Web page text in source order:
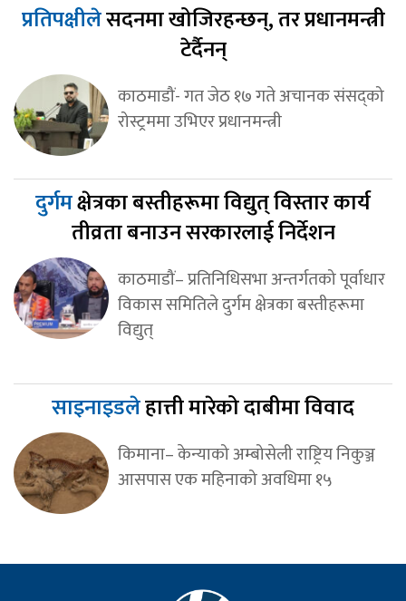
प्रतिपक्षीलेसदनमा खोजिरहन्छन्, तर प्रधानमन्त्री
टेर्दैनन्
काठमाडौं- गत जेठ १७ गते अचानक संसद्‍को
रोस्ट्रममा उभिएर प्रधानमन्त्री
दुर्गमक्षेत्रका बस्तीहरूमा विद्युत् विस्तार कार्य
तीव्रता बनाउन सरकारलाई निर्देशन
काठमाडौं– प्रतिनिधिसभा अन्तर्गतको पूर्वाधार
विकास समितिले दुर्गम क्षेत्रका बस्तीहरूमा
विद्युत्
साइनाइडलेहात्ती मारेको दाबीमा विवाद
किमाना– केन्याको अम्बोसेली राष्ट्रिय निकुञ्ज
आसपास एक महिनाको अवधिमा १५